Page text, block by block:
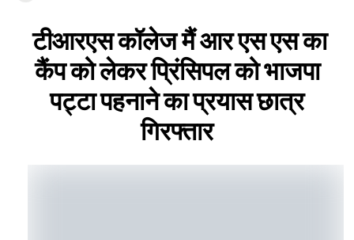
टीआरएस कॉलेज मैं आर एस एस का
कैंप को लेकर प्रिंसिपल को भाजपा
पट्टा पहनाने का प्रयास छात्र
गिरफ्तार